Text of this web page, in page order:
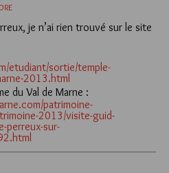
je n’ai rien trouvé sur le site
etudiant/sortie/temple-
2013.html
du Val de Marne :
patrimoine-
2013/visite-guid-
perreux-sur-